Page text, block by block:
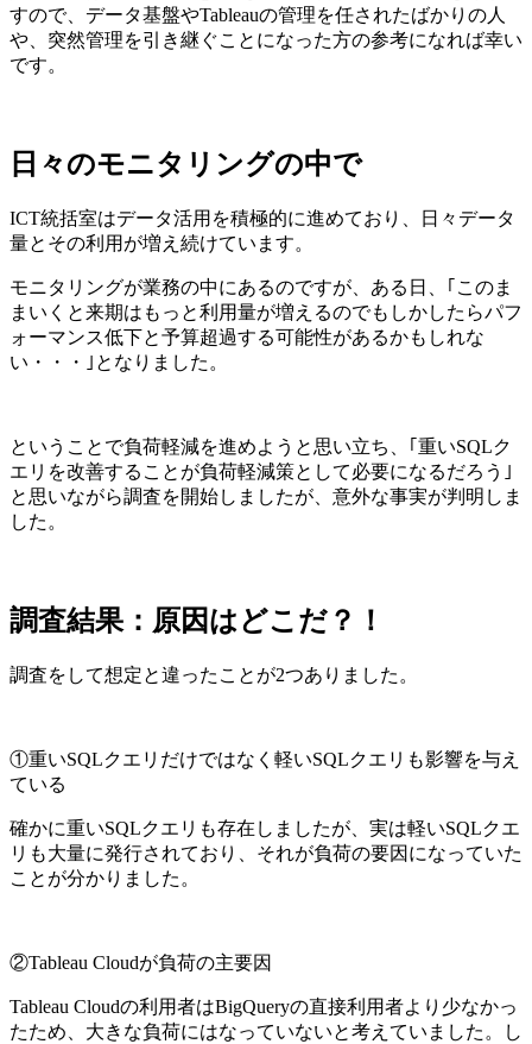
すので、データ基盤やTableauの管理を任されたばかりの人
や、突然管理を引き継ぐことになった方の参考になれば幸い
です。
日々のモニタリングの中で
ICT統括室はデータ活用を積極的に進めており、日々データ
量とその利用が増え続けています。
モニタリングが業務の中にあるのですが、ある日、｢このま
まいくと来期はもっと利用量が増えるのでもしかしたらパフ
ォーマンス低下と予算超過する可能性があるかもしれな
い・・・｣となりました。
ということで負荷軽減を進めようと思い立ち、｢重いSQLク
エリを改善することが負荷軽減策として必要になるだろう｣
と思いながら調査を開始しましたが、意外な事実が判明しま
した。
調査結果：原因はどこだ？！
調査をして想定と違ったことが2つありました。
①重いSQLクエリだけではなく軽いSQLクエリも影響を与え
ている
確かに重いSQLクエリも存在しましたが、実は軽いSQLクエ
リも大量に発行されており、それが負荷の要因になっていた
ことが分かりました。
②Tableau Cloudが負荷の主要因
Tableau Cloudの利用者はBigQueryの直接利用者より少なかっ
たため、大きな負荷にはなっていないと考えていました。し